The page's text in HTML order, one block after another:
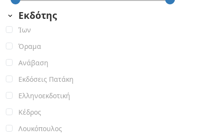
Εκδότης
Ίων
Όραμα
Ανάβαση
Εκδόσεις Πατάκη
Ελληνοεκδοτική
Κέδρος
Λουκόπουλος